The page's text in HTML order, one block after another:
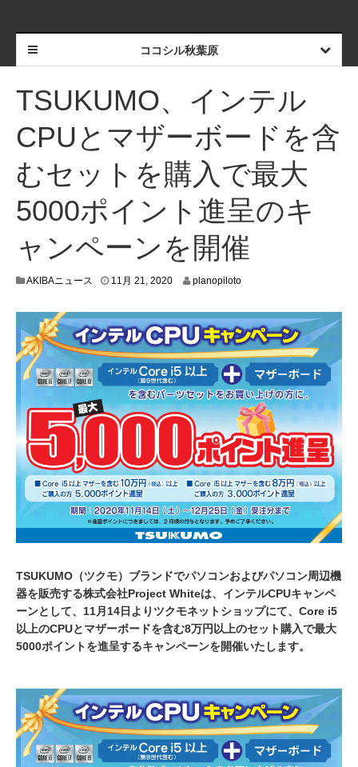
ココシル秋葉原
TSUKUMO、インテル
CPUとマザーボードを含
むセットを購入で最大
5000ポイント進呈のキ
ャンペーンを開催
AKIBAニュース 11月 21, 20201
1
3
,
2
0
2
0
planopiloto
TSUKUMO（ツクモ）ブランドでパソコンおよびパソコン周辺機
器を販売する株式会社Project Whiteは、インテルCPUキャンペ
ーンとして、11月14日よりツクモネットショップにて、Core i5
以上のCPUとマザーボードを含む8万円以上のセット購入で最大
5000ポイントを進呈するキャンペーンを開催いたします。